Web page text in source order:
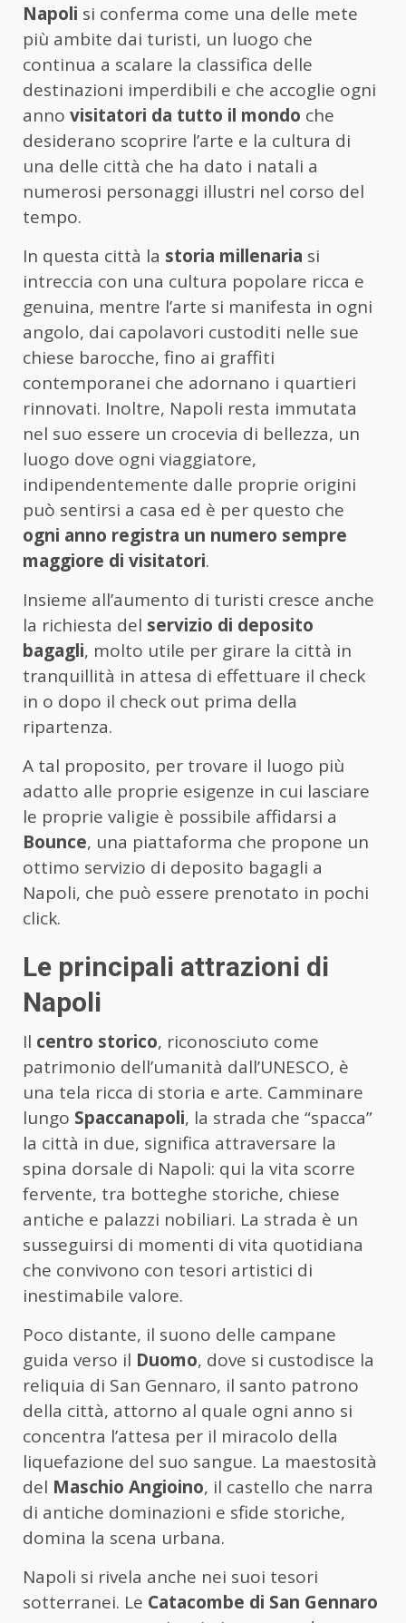
Napoli si conferma come una delle mete
più ambite dai turisti, un luogo che
continua a scalare la classifica delle
destinazioni imperdibili e che accoglie ogni
anno visitatori da tutto il mondo che
desiderano scoprire l’arte e la cultura di
una delle città che ha dato i natali a
numerosi personaggi illustri nel corso del
tempo.
In questa città la storia millenaria si
intreccia con una cultura popolare ricca e
genuina, mentre l’arte si manifesta in ogni
angolo, dai capolavori custoditi nelle sue
chiese barocche, fino ai graffiti
contemporanei che adornano i quartieri
rinnovati. Inoltre, Napoli resta immutata
nel suo essere un crocevia di bellezza, un
luogo dove ogni viaggiatore,
indipendentemente dalle proprie origini
può sentirsi a casa ed è per questo che
ogni anno registra un numero sempre
maggiore di visitatori.
Insieme all’aumento di turisti cresce anche
la richiesta del servizio di deposito
bagagli, molto utile per girare la città in
tranquillità in attesa di effettuare il check
in o dopo il check out prima della
ripartenza.
A tal proposito, per trovare il luogo più
adatto alle proprie esigenze in cui lasciare
le proprie valigie è possibile affidarsi a
Bounce, una piattaforma che propone un
ottimo servizio di deposito bagagli a
Napoli, che può essere prenotato in pochi
click.
Le principali attrazioni di
Napoli
Il centro storico, riconosciuto come
patrimonio dell’umanità dall’UNESCO, è
una tela ricca di storia e arte. Camminare
lungo Spaccanapoli, la strada che “spacca”
la città in due, significa attraversare la
spina dorsale di Napoli: qui la vita scorre
fervente, tra botteghe storiche, chiese
antiche e palazzi nobiliari. La strada è un
susseguirsi di momenti di vita quotidiana
che convivono con tesori artistici di
inestimabile valore.
Poco distante, il suono delle campane
guida verso il Duomo, dove si custodisce la
reliquia di San Gennaro, il santo patrono
della città, attorno al quale ogni anno si
concentra l’attesa per il miracolo della
liquefazione del suo sangue. La maestosità
del Maschio Angioino, il castello che narra
di antiche dominazioni e sfide storiche,
domina la scena urbana.
Napoli si rivela anche nei suoi tesori
sotterranei. Le Catacombe di San Gennaro